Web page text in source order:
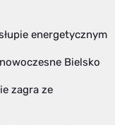
energetycznym
Bielsko
zagra ze